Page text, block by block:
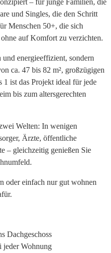
und Singles, die den Schritt
Menschen 50+, die sich
auf Komfort zu verzichten.
energieeffizient, sondern
ca. 47 bis 82 m², großzügigen
ist das Projekt ideal für jede
bis zum altersgerechten
Welten: In wenigen
Ärzte, öffentliche
– gleichzeitig genießen Sie
oder einfach nur gut wohnen
Dachgeschoss
jeder Wohnung